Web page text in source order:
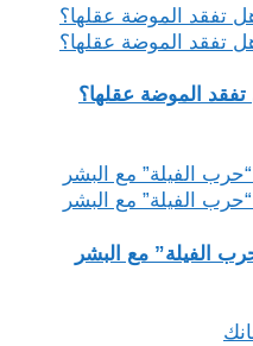
الفيلة” مع البشر